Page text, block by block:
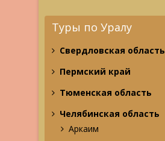
Туры по Уралу
Свердловская область
Пермский край
Тюменская область
Челябинская область
Аркаим